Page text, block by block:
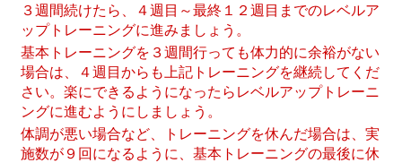
３週間続けたら、４週目～最終１２週目までのレベルア
ップトレーニングに進みましょう。
基本トレーニングを３週間行っても体力的に余裕がない
場合は、４週目からも上記トレーニングを継続してくだ
さい。楽にできるようになったらレベルアップトレーニ
ングに進むようにしましょう。
体調が悪い場合など、トレーニングを休んだ場合は、実
施数が９回になるように、基本トレーニングの最後に休